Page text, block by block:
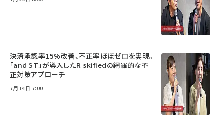
決済承認率15%改善、不正率ほぼゼロを実現。
「and ST」が導入したRiskifiedの網羅的な不
正対策アプローチ
7月14日 7:00